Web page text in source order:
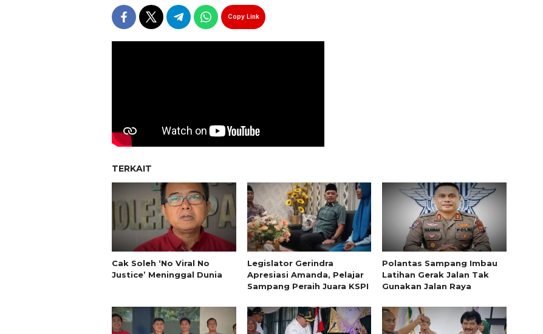
Copy Link
TERKAIT
Cak Soleh ‘No Viral No
Justice’ Meninggal Dunia
Legislator Gerindra
Apresiasi Amanda, Pelajar
Sampang Peraih Juara KSPI
Polantas Sampang Imbau
Latihan Gerak Jalan Tak
Gunakan Jalan Raya